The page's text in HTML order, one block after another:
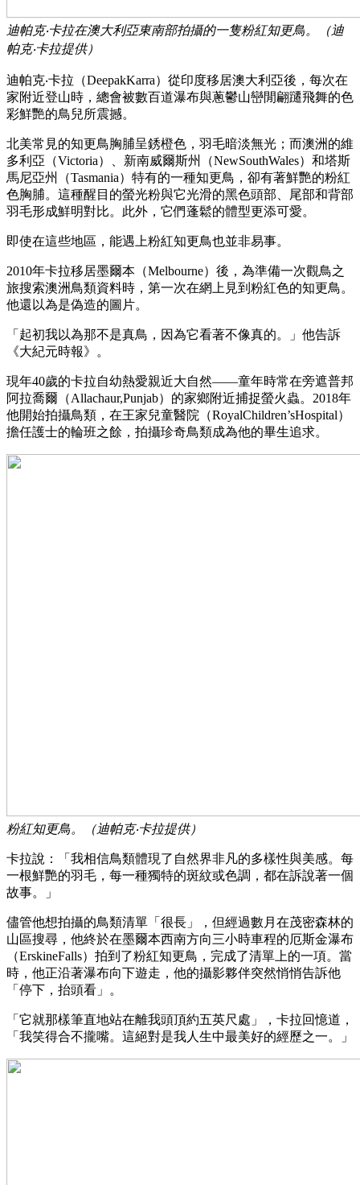
迪帕克‧卡拉在澳大利亞東南部拍攝的一隻粉紅知更鳥。（迪
帕克‧卡拉提供）
迪帕克‧卡拉（DeepakKarra）從印度移居澳大利亞後，每次在
家附近登山時，總會被數百道瀑布與蔥鬱山巒閒翩躚飛舞的色
彩鮮艷的鳥兒所震撼。
北美常見的知更鳥胸脯呈銹橙色，羽毛暗淡無光；而澳洲的維
多利亞（Victoria）、新南威爾斯州（NewSouthWales）和塔斯
馬尼亞州（Tasmania）特有的一種知更鳥，卻有著鮮艷的粉紅
色胸脯。這種醒目的螢光粉與它光滑的黑色頭部、尾部和背部
羽毛形成鮮明對比。此外，它們蓬鬆的體型更添可愛。
即使在這些地區，能遇上粉紅知更鳥也並非易事。
2010年卡拉移居墨爾本（Melbourne）後，為準備一次觀鳥之
旅搜索澳洲鳥類資料時，第一次在網上見到粉紅色的知更鳥。
他還以為是偽造的圖片。
「起初我以為那不是真鳥，因為它看著不像真的。」他告訴
《大紀元時報》。
現年40歲的卡拉自幼熱愛親近大自然——童年時常在旁遮普邦
阿拉喬爾（Allachaur,Punjab）的家鄉附近捕捉螢火蟲。2018年
他開始拍攝鳥類，在王家兒童醫院（RoyalChildren’sHospital）
擔任護士的輪班之餘，拍攝珍奇鳥類成為他的畢生追求。
粉紅知更鳥。（迪帕克‧卡拉提供）
卡拉說：「我相信鳥類體現了自然界非凡的多樣性與美感。每
一根鮮艷的羽毛，每一種獨特的斑紋或色調，都在訴說著一個
故事。」
儘管他想拍攝的鳥類清單「很長」，但經過數月在茂密森林的
山區搜尋，他終於在墨爾本西南方向三小時車程的厄斯金瀑布
（ErskineFalls）拍到了粉紅知更鳥，完成了清單上的一項。當
時，他正沿著瀑布向下遊走，他的攝影夥伴突然悄悄告訴他
「停下，抬頭看」。
「它就那樣筆直地站在離我頭頂約五英尺處」，卡拉回憶道，
「我笑得合不攏嘴。這絕對是我人生中最美好的經歷之一。」